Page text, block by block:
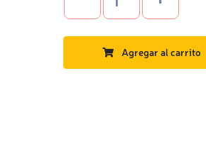
Agregar al carrito